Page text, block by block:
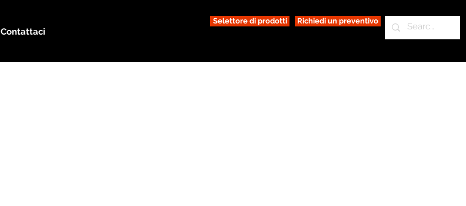
Contattaci
Selettore di prodotti Richiedi un preventivo